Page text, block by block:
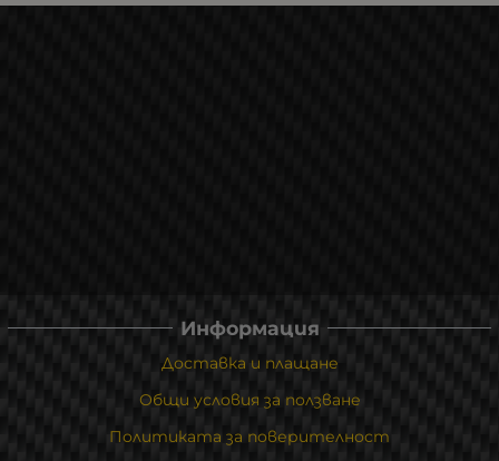
Информация
Доставка и плащане
Общи условия за ползване
Политиката за поверителност